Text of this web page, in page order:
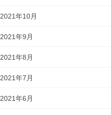
2021年10月
2021年9月
2021年8月
2021年7月
2021年6月